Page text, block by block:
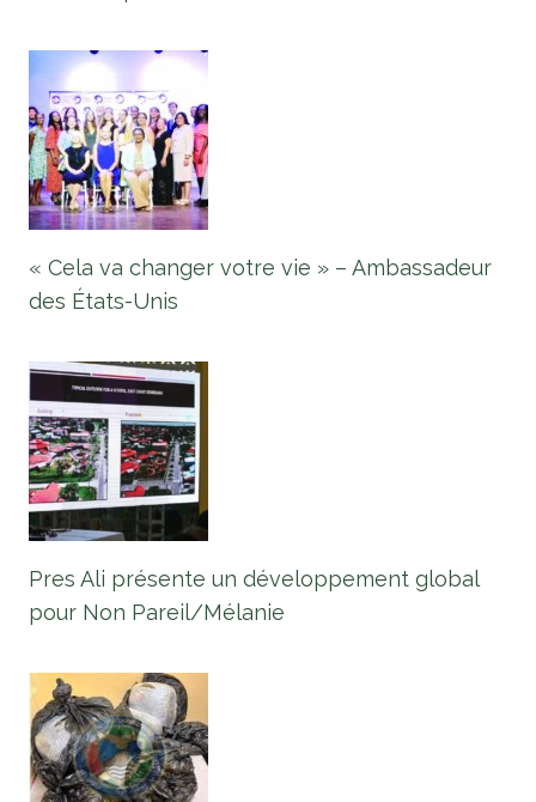
« Cela va changer votre vie » – Ambassadeur
des États-Unis
Pres Ali présente un développement global
pour Non Pareil/Mélanie